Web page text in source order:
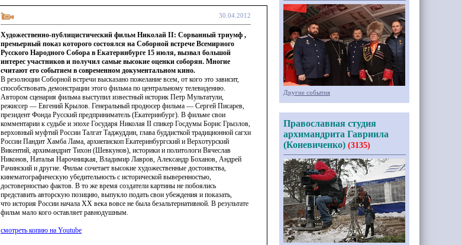
30.04.2012
Художественно-публицистический фильм Николай II: Сорванный триумф ,
премьерный показ которого состоялся на Соборной встрече Всемирного
Русского Народного Собора в Екатеринбурге 15 июля, вызвал большой
интерес участников и получил самые высокие оценки соборян. Многие
считают его событием в современном документальном кино.
В резолюции Соборной встречи высказано пожелание всем, от кого это зависит,
способствовать демонстрации этого фильма по центральному телевидению.
Автором сценария фильма выступил известный историк Петр Мультатули,
режиссер — Евгений Крылов. Генеральный продюсер фильма — Сергей Писарев,
президент Фонда Русский предприниматель (Екатеринбург). В фильме свои
комментарии к судьбе и эпохе Государя Николая II спикер Госдумы Борис Грызлов,
верховный муфтий России Талгат Таджуддин, глава буддисткой традиционной сагхи
России Пандит Хамба Лама, архиепископ Екатеринбургский и Верхотурский
Викентий, архимандрит Тихон (Шевкунов), историки и политологи Вячеслав
Никонов, Наталья Нарочницкая, Владимир Лавров, Александр Боханов, Андрей
Рачинский и другие. Фильм сочетает высокие художественные достоинства,
кинематографическую убедительность с исторической выверенностью,
достоверностью фактов. В то же время создатели картины не побоялись
представить авторскую позицию, выпукло подать свои убеждения и показать,
что история России начала XX века вовсе не была безальтернативной. В результате
фильм мало кого оставляет равнодушным.
смотреть копию на Youtube
Другие события
Православная студия
архимандрита Гавриила
(Коневиченко) (3135)